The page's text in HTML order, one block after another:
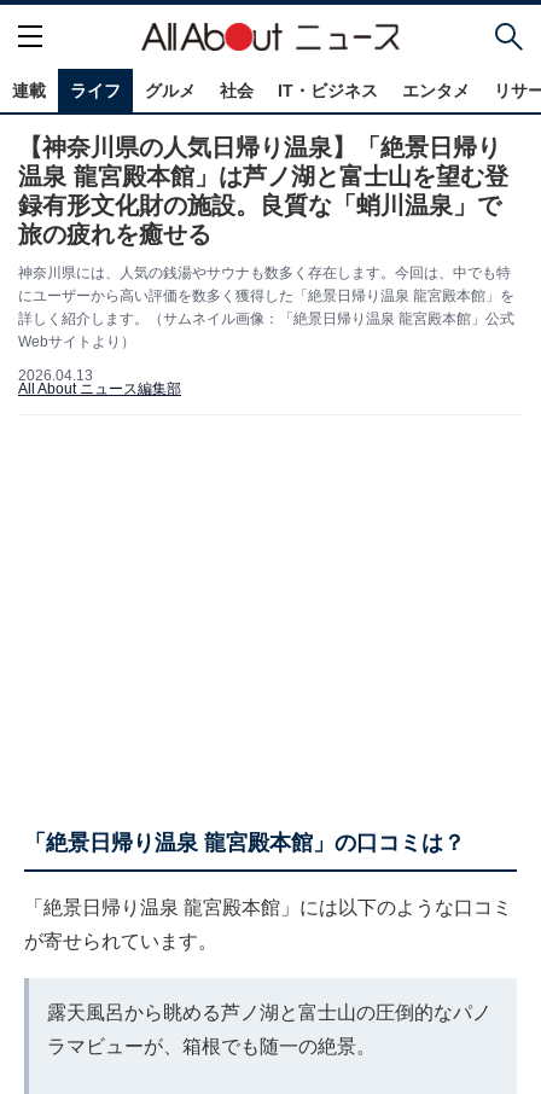
連載 ライフ グルメ 社会 IT・ビジネス エンタメ リサ
【神奈川県の人気日帰り温泉】「絶景日帰り
温泉 龍宮殿本館」は芦ノ湖と富士山を望む登
録有形文化財の施設。良質な「蛸川温泉」で
旅の疲れを癒せる
神奈川県には、人気の銭湯やサウナも数多く存在します。今回は、中でも特
にユーザーから高い評価を数多く獲得した「絶景日帰り温泉 龍宮殿本館」を
詳しく紹介します。（サムネイル画像：「絶景日帰り温泉 龍宮殿本館」公式
Webサイトより）
2026.04.13
All About ニュース編集部
「絶景日帰り温泉 龍宮殿本館」の口コミは？
「絶景日帰り温泉 龍宮殿本館」には以下のような口コミ
が寄せられています。
露天風呂から眺める芦ノ湖と富士山の圧倒的なパノ
ラマビューが、箱根でも随一の絶景。